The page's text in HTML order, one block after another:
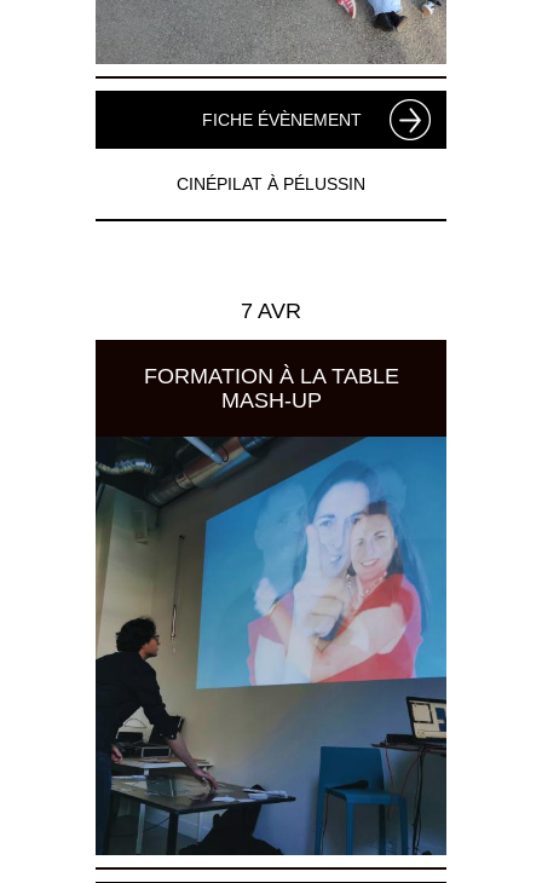
FICHE ÉVÈNEMENT
CINÉPILAT À PÉLUSSIN
7 AVR
FORMATION À LA TABLE
MASH-UP